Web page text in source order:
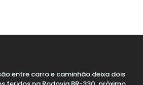
entre carro e caminhão deixa dois